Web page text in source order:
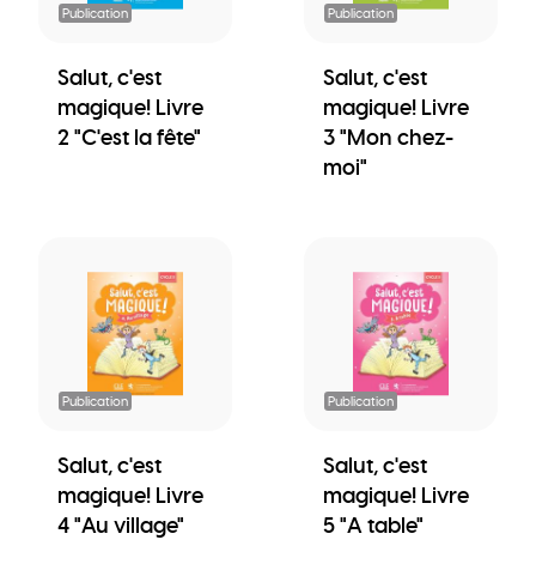
Publication
Salut, c'est
magique! Livre
2 "C'est la fête"
Publication
Salut, c'est
magique! Livre
3 "Mon chez-
moi"
Publication
Salut, c'est
magique! Livre
4 "Au village"
Publication
Salut, c'est
magique! Livre
5 "A table"